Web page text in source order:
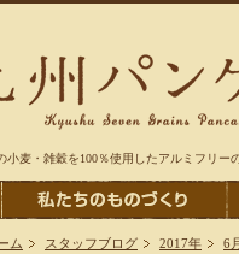
小麦・雑穀を100％使用したアルミフリー
ム スタッフブログ 2017年 6